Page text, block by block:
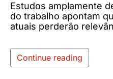
Estudos amplamente
do trabalho apontam
atuais perderão
Continue reading